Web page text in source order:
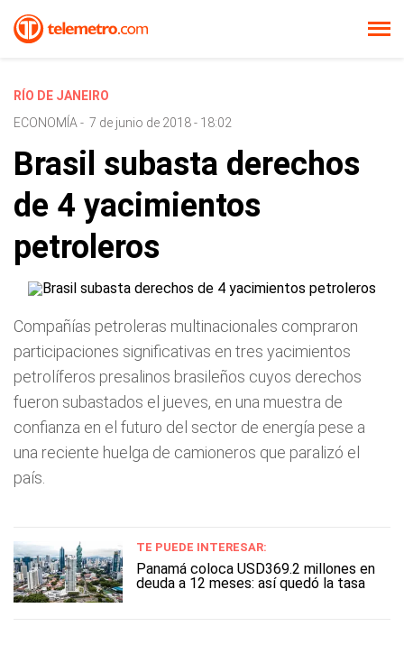
RÍO DE JANEIRO
ECONOMÍA - 7 de junio de 2018 - 18:02
Brasil subasta derechos
de 4 yacimientos
petroleros
Compañías petroleras multinacionales compraron
participaciones significativas en tres yacimientos
petrolíferos presalinos brasileños cuyos derechos
fueron subastados el jueves, en una muestra de
confianza en el futuro del sector de energía pese a
una reciente huelga de camioneros que paralizó el
país.
TE PUEDE INTERESAR:
Panamá coloca USD369.2 millones en
deuda a 12 meses: así quedó la tasa